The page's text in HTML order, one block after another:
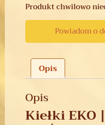
Produkt chwilowo
Powiadom o
Opis
Opis
Kiełki EKO